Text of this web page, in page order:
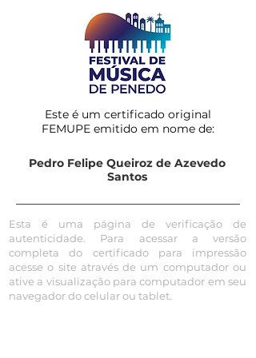
Este é um certificado original
FEMUPE emitido em nome de:
Pedro Felipe Queiroz de Azevedo
Santos
Esta é uma página de verificação de
autenticidade. Para acessar a versão
completa do certificado para impressão
acesse o site através de um computador ou
ative a visualização para computador em seu
navegador do celular ou tablet.